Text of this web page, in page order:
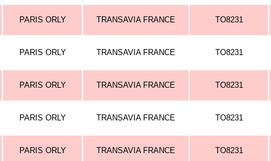
PARIS ORLY TRANSAVIA FRANCE TO8231
PARIS ORLY TRANSAVIA FRANCE TO8231
PARIS ORLY TRANSAVIA FRANCE TO8231
PARIS ORLY TRANSAVIA FRANCE TO8231
PARIS ORLY TRANSAVIA FRANCE TO8231